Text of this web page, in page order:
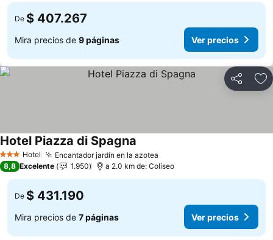
De $ 407.267
Mira precios de 9 páginas Ver precios
Compartir
3 Estrellas
Hotel Encantador jardín en la azotea
Hotel Piazza di Spagna
8,8 Excelente 1.950 a 2.0 km de: Coliseo
De $ 431.190
Mira precios de 7 páginas Ver precios